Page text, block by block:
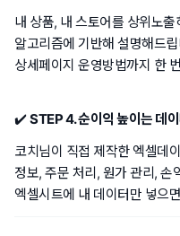
내 상품, 내 스토어를 상위노
알고리즘에 기반해 설명해드
상세페이지 운영방법까지 한
✔️STEP 4. 순이익 높이는 데
코치님이 직접 제작한 엑셀데
정보, 주문 처리, 원가 관리, 손
엑셀시트에 내 데이터만 넣으